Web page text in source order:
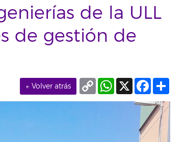
de la ULL
de gestión de
← Volver atrás Facebook
X
WhatsApp
Copy
Link